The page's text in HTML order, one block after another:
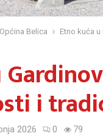
Općina Belica Etno kuća
i
2026 0 79